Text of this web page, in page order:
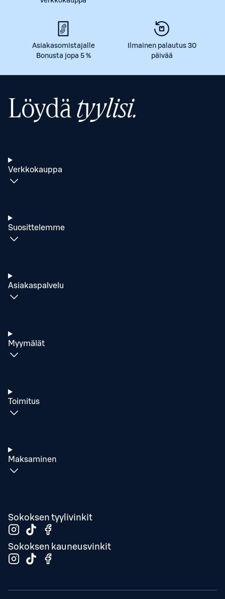
Asiakasomistajalle
Bonusta jopa 5 %
Ilmainen palautus 30
päivää
Löydätyylisi.
Verkkokauppa
Suosittelemme
Asiakaspalvelu
Myymälät
Toimitus
Maksaminen
Sokoksen tyylivinkit
Sokoksen kauneusvinkit